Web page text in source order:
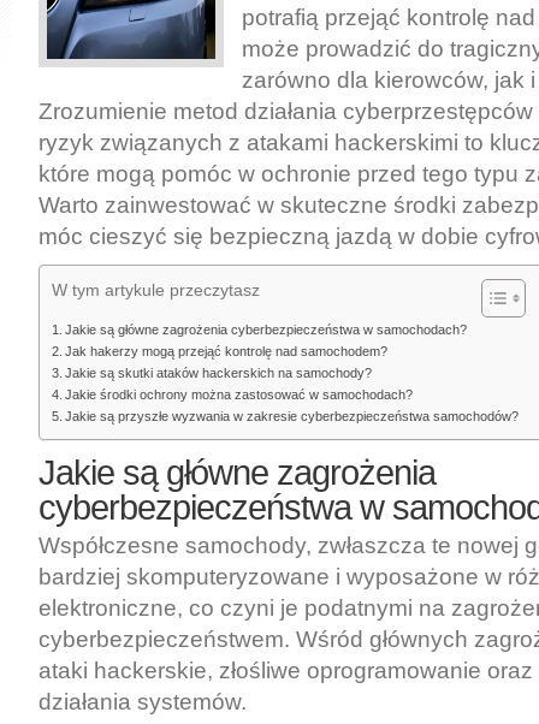
potrafią przejąć kontrolę
może prowadzić do
zarówno dla kierowców, jak
Zrozumienie metod działania
ryzyk związanych z atakami hackerskimi to
które mogą pomóc w ochronie przed tego typu
Warto zainwestować w skuteczne środki
móc cieszyć się bezpieczną jazdą w dobie
W tym artykule przeczytasz
Jakie są główne zagrożenia cyberbezpieczeństwa w samochodach?
Jak hakerzy mogą przejąć kontrolę nad samochodem?
Jakie są skutki ataków hackerskich na samochody?
Jakie środki ochrony można zastosować w samochodach?
Jakie są przyszłe wyzwania w zakresie cyberbezpieczeństwa samochodów?
Jakie są główne zagrożenia
cyberbezpieczeństwa w
Współczesne samochody, zwłaszcza te nowej
bardziej skomputeryzowane i wyposażone w
elektroniczne, co czyni je podatnymi na
cyberbezpieczeństwem. Wśród głównych
ataki hackerskie, złośliwe oprogramowanie
działania systemów.